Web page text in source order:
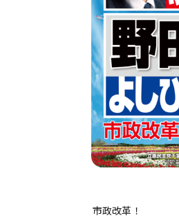
市政改革！